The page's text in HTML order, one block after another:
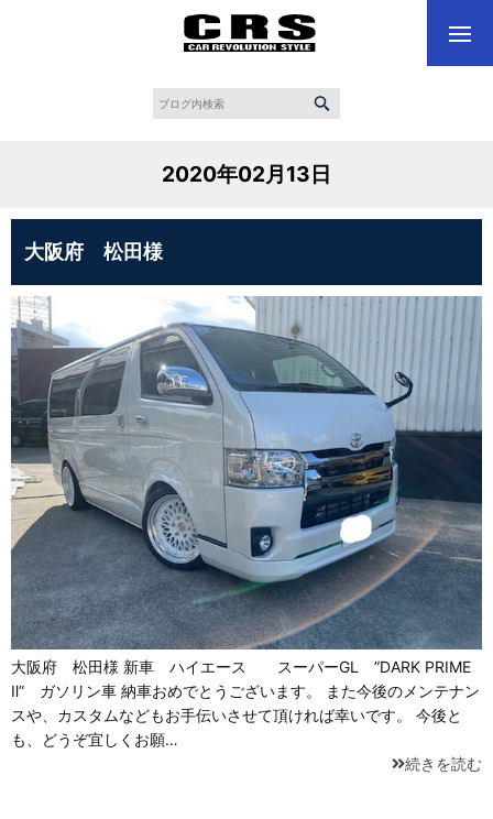
2020年02月13日
大阪府 松田様
大阪府 松田様 新車 ハイエース スーパーGL ”DARK PRIME
Ⅱ” ガソリン車 納車おめでとうございます。 また今後のメンテナン
スや、カスタムなどもお手伝いさせて頂ければ幸いです。 今後と
も、どうぞ宜しくお願…
続きを読む